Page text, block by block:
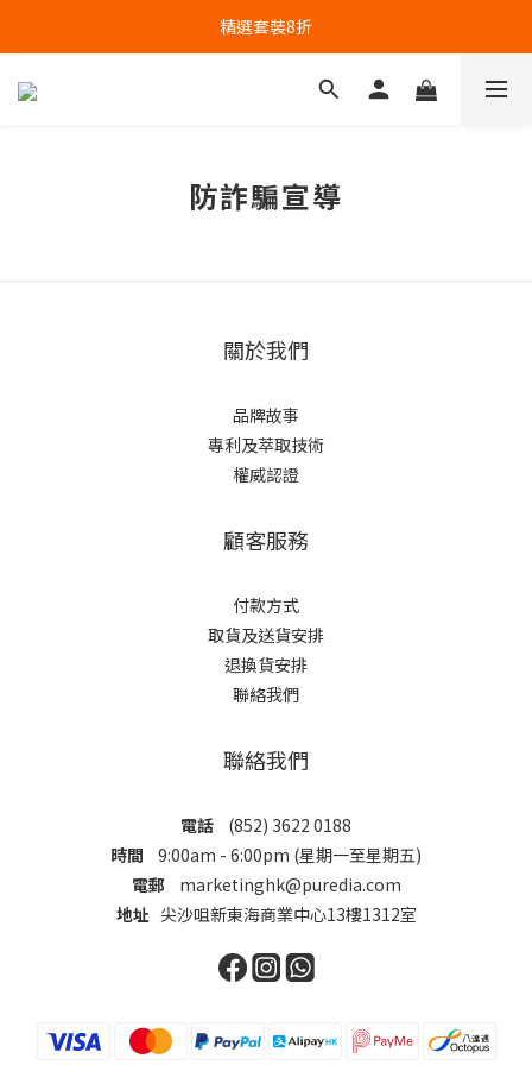
精選套裝8折
防詐騙宣導
關於我們
品牌故事
專利及萃取技術
權威認證
顧客服務
付款方式
取貨及送貨安排
退換貨安排
聯絡我們
聯絡我們
電話
(852) 3622 0188
時間 9:00am - 6:00pm (星期一至星期五)
電郵
marketinghk@puredia.com
地址 尖沙咀新東海商業中心13樓1312室